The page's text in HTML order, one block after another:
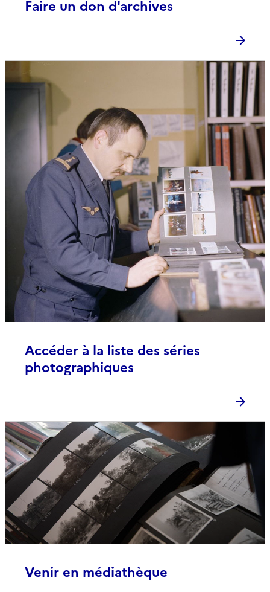
Faire un don d'archives
Accéder à la liste des séries
photographiques
Venir en médiathèque